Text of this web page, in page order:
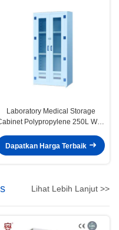
Laboratory Medical Storage
Polypropylene 250L With
Dapatkan Harga Terbaik
Lihat Lebih Lanjut >>